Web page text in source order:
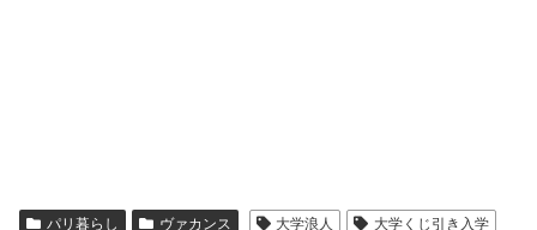
パリ暮らし ヴァカンス 大学浪人
大学くじ引き入学